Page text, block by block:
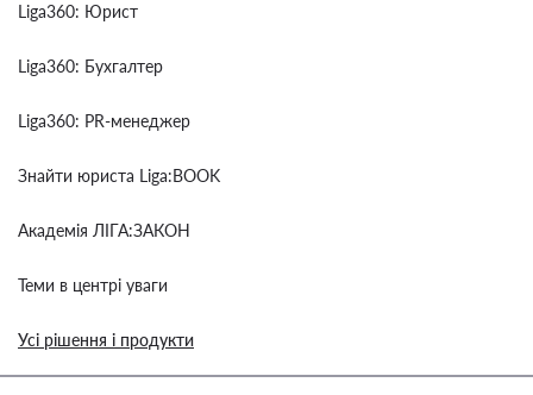
Liga360: Юрист
Liga360: Бухгалтер
Liga360: PR-менеджер
Знайти юриста Liga:BOOK
Академія ЛІГА:ЗАКОН
Теми в центрі уваги
Усі рішення і продукти